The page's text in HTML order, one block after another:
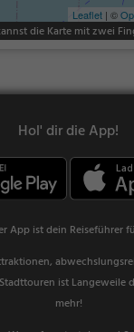
Leaflet | ©
die Karte mit zwei
Hol' dir die App!
App ist dein Reiseführer
ist Langeweile
mehr!